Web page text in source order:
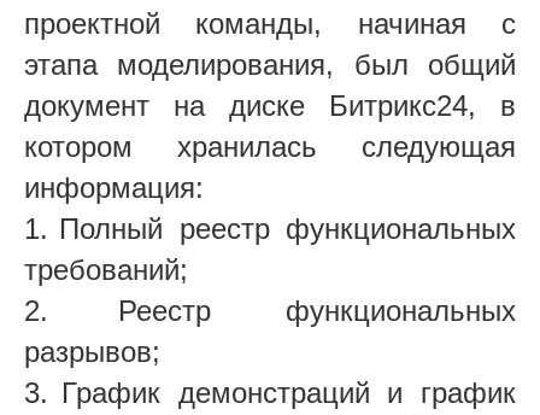
проектной команды, начиная с
этапа моделирования, был общий
документ на диске Битрикс24, в
котором хранилась следующая
информация:
1. Полный реестр функциональных
требований;
2.
Реестр функциональных
разрывов;
3. График демонстраций и график